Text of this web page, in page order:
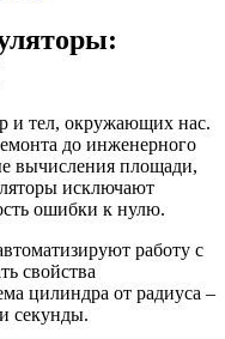
и тел, окружающих нас.
до инженерного
вычисления площади,
исключают
ошибки к нулю.
работу с
свойства
цилиндра от радиуса –
секунды.